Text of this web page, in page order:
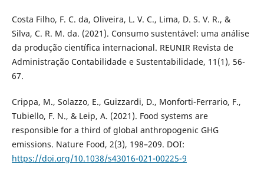
Costa Filho, F. C. da, Oliveira, L. V. C., Lima, D. S. V. R., &
Silva, C. R. M. da. (2021). Consumo sustentável: uma análise
da produção científica internacional. REUNIR Revista de
Administração Contabilidade e Sustentabilidade, 11(1), 56-
67.
Crippa, M., Solazzo, E., Guizzardi, D., Monforti-Ferrario, F.,
Tubiello, F. N., & Leip, A. (2021). Food systems are
responsible for a third of global anthropogenic GHG
emissions. Nature Food, 2(3), 198–209. DOI:
https://doi.org/10.1038/s43016-021-00225-9